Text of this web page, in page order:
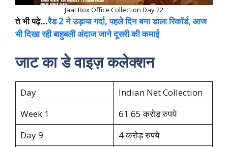
Jaat Box Office Collection Day 22
ते भी पढ़े…रैड 2 ने उड़ाया गर्दा, पहले दिन बना डाला रिकॉर्ड, आज
भी दिखा रही बाहुबली अंदाज जाने दूसरी की कमाई
जाट का डे वाइज़ कलेक्शन
Day
Indian Net Collection
Week 1
61.65 करोड़ रुपये
Day 9
4 करोड़ रुपये